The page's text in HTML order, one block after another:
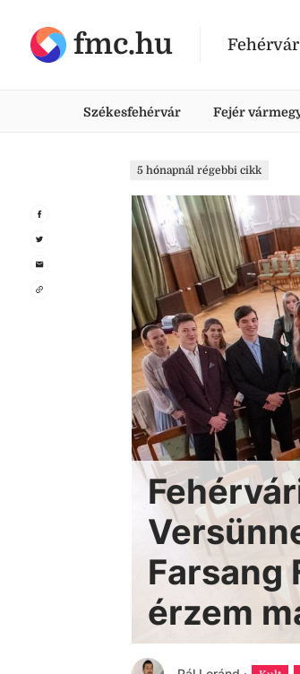
fmc.hu
Székesfehérvár Fejér
5 hónapnál régebbi cikk
Farsang
érzem